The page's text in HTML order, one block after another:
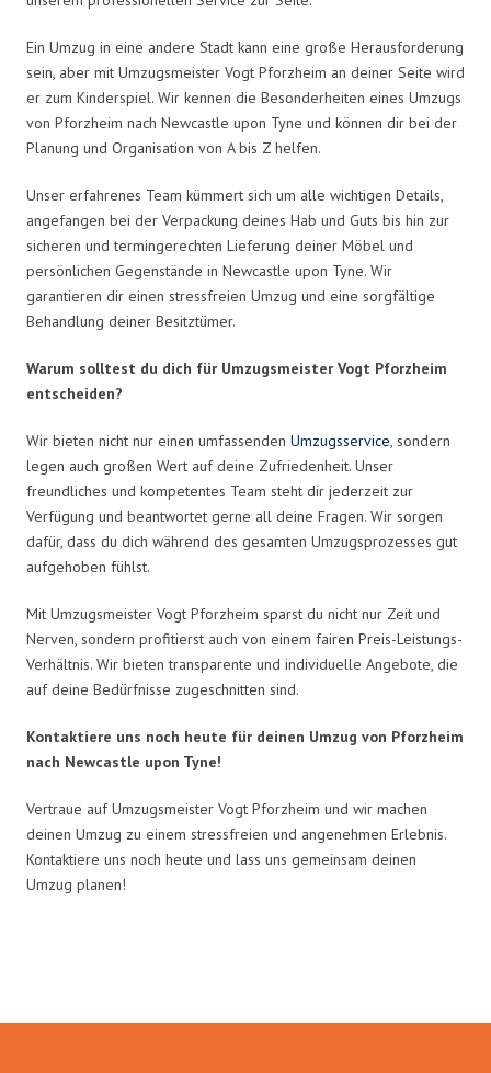
Ein Umzug in eine andere Stadt kann eine große Herausforderung
sein, aber mit Umzugsmeister Vogt Pforzheim an deiner Seite wird
er zum Kinderspiel. Wir kennen die Besonderheiten eines Umzugs
von Pforzheim nach Newcastle upon Tyne und können dir bei der
Planung und Organisation von A bis Z helfen.
Unser erfahrenes Team kümmert sich um alle wichtigen Details,
angefangen bei der Verpackung deines Hab und Guts bis hin zur
sicheren und termingerechten Lieferung deiner Möbel und
persönlichen Gegenstände in Newcastle upon Tyne. Wir
garantieren dir einen stressfreien Umzug und eine sorgfältige
Behandlung deiner Besitztümer.
Warum solltest du dich für Umzugsmeister Vogt Pforzheim
entscheiden?
Wir bieten nicht nur einen umfassenden Umzugsservice, sondern
legen auch großen Wert auf deine Zufriedenheit. Unser
freundliches und kompetentes Team steht dir jederzeit zur
Verfügung und beantwortet gerne all deine Fragen. Wir sorgen
dafür, dass du dich während des gesamten Umzugsprozesses gut
aufgehoben fühlst.
Mit Umzugsmeister Vogt Pforzheim sparst du nicht nur Zeit und
Nerven, sondern profitierst auch von einem fairen Preis-Leistungs-
Verhältnis. Wir bieten transparente und individuelle Angebote, die
auf deine Bedürfnisse zugeschnitten sind.
Kontaktiere uns noch heute für deinen Umzug von Pforzheim
nach Newcastle upon Tyne!
Vertraue auf Umzugsmeister Vogt Pforzheim und wir machen
deinen Umzug zu einem stressfreien und angenehmen Erlebnis.
Kontaktiere uns noch heute und lass uns gemeinsam deinen
Umzug planen!